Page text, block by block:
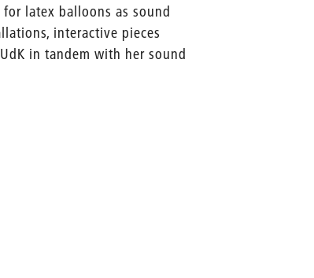
latex balloons as sound
interactive pieces
in tandem with her sound